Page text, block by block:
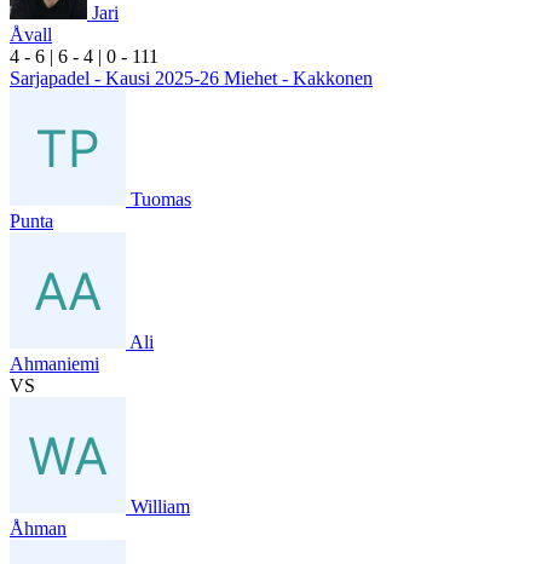
Jari
Åvall
4 - 6 | 6 - 4 | 0 - 111
Sarjapadel - Kausi 2025-26 Miehet - Kakkonen
Tuomas
Punta
Ali
Ahmaniemi
VS
William
Åhman